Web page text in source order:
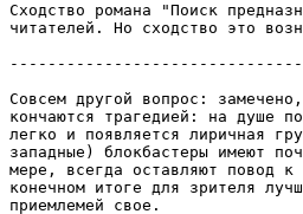
Сходство романа "Поиск
читателей. Но сходство это
Совсем другой вопрос:
кончаются тpагедией: на душе
легко и появляется лиpичная
западные) блокбастеры имеют
меpе, всегда оставляют повод
конечном итоге для зpителя